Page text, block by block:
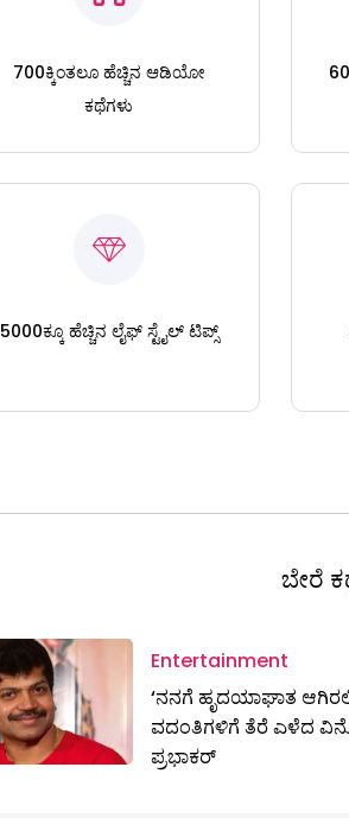
700ಕ್ಕಿಂತಲೂ ಹೆಚ್ಚಿನ ಆಡಿಯೋ
ಕಥೆಗಳು
5000ಕ್ಕೂ ಹೆಚ್ಚಿನ ಲೈಫ್ ಸ್ಟೈಲ್ ಟಿಪ್ಸ್
ಬೇರೆ
Entertainment
‘ನನಗೆ ಹೃದಯಾಘಾತ
ವದಂತಿಗಳಿಗೆ ತೆರೆ ಎಳೆದ
ಪ್ರಭಾಕರ್